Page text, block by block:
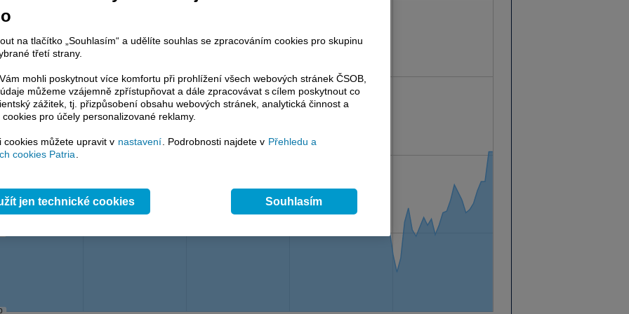
na tlačítko „Souhlasím“ a udělíte souhlas se zpracováním cookies pro skupinu
třetí strany.
mohli poskytnout více komfortu při prohlížení všech webových stránek ČSOB,
můžeme vzájemně zpřístupňovat a dále zpracovávat s cílem poskytnout co
zážitek, tj. přizpůsobení obsahu webových stránek, analytická činnost a
pro účely personalizované reklamy.
cookies můžete upravit v nastavení . Podrobnosti najdete v Přehledu a
cookies Patria
jen technické cookies Souhlasím